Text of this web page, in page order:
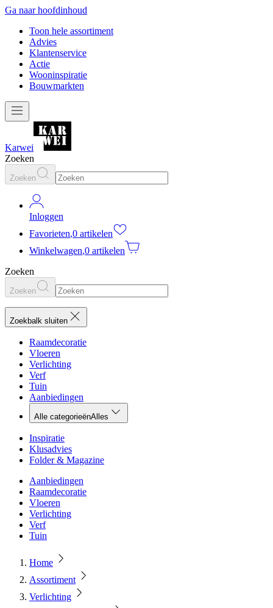
Ga naar hoofdinhoud
Toon hele assortiment
Advies
Klantenservice
Actie
Wooninspiratie
Bouwmarkten
Karwei
Zoeken
Zoeken
Inloggen
Favorieten,0 artikelen
Winkelwagen,0 artikelen
Zoeken
Zoeken
Zoekbalk sluiten
Raamdecoratie
Vloeren
Verlichting
Verf
Tuin
Aanbiedingen
Alle categorieënAlles
Inspiratie
Klusadvies
Folder & Magazine
Aanbiedingen
Raamdecoratie
Vloeren
Verlichting
Verf
Tuin
Home
Assortiment
Verlichting